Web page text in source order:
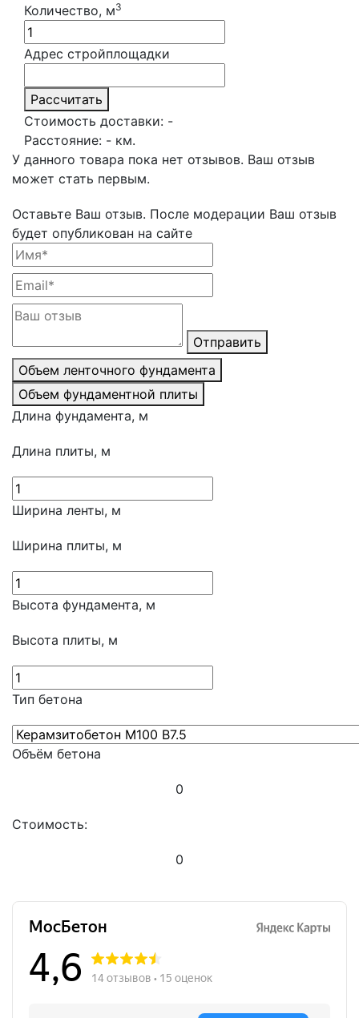
Количество, м3
Адрес стройплощадки
Рассчитать
Стоимость доставки: -
Расстояние: - км.
У данного товара пока нет отзывов. Ваш отзыв
может стать первым.
Оставьте Ваш отзыв. После модерации Ваш отзыв
будет опубликован на сайте
Отправить
Объем ленточного фундамента
Объем фундаментной плиты
Длина фундамента, м
Длина плиты, м
Ширина ленты, м
Ширина плиты, м
Высота фундамента, м
Высота плиты, м
Тип бетона
Объём бетона
0
Стоимость:
0